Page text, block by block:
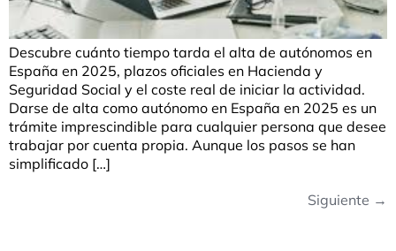
Descubre cuánto tiempo tarda el alta de autónomos en
España en 2025, plazos oficiales en Hacienda y
Seguridad Social y el coste real de iniciar la actividad.
Darse de alta como autónomo en España en 2025 es un
trámite imprescindible para cualquier persona que desee
trabajar por cuenta propia. Aunque los pasos se han
simplificado […]
Siguiente →